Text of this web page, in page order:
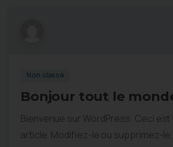
Non classé
Bonjour tout le
Bienvenue sur WordPress. Ceci
article. Modifiez-le ou supprimez-